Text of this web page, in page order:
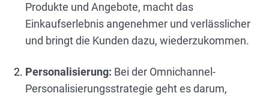
Produkte und Angebote, macht das
Einkaufserlebnis angenehmer und verlässlicher
und bringt die Kunden dazu, wiederzukommen.
Personalisierung: Bei der Omnichannel-
Personalisierungsstrategie geht es darum,